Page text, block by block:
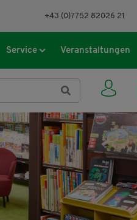
+43 (0)7752 82026 21
Service Veranstaltungen